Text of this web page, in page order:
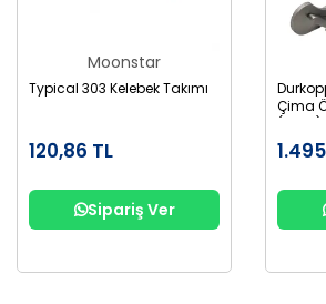
Moonstar
Typical 303 Kelebek Takımı
120,86 TL
Sipariş Ver
Çima
(3Mm)